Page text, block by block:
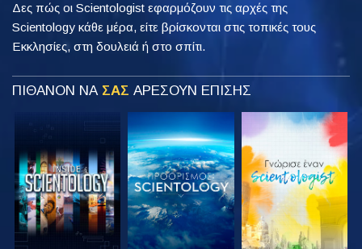
Δες πώς οι Scientologist εφαρμόζουν τις αρχές της
Scientology κάθε μέρα, είτε βρίσκονται στις τοπικές τους
Εκκλησίες, στη δουλειά ή στο σπίτι.
ΠΙΘΑΝΟΝ ΝΑ ΣΑΣ ΑΡΕΣΟΥΝ ΕΠΙΣΗΣ